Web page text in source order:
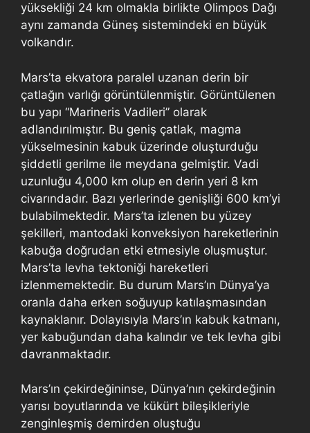
yüksekliği 24 km olmakla birlikte Olimpos Dağı
aynı zamanda Güneş sistemindeki en büyük
volkandır.
Mars’ta ekvatora paralel uzanan derin bir
çatlağın varlığı görüntülenmiştir. Görüntülenen
bu yapı “Marineris Vadileri” olarak
adlandırılmıştır. Bu geniş çatlak, magma
yükselmesinin kabuk üzerinde oluşturduğu
şiddetli gerilme ile meydana gelmiştir. Vadi
uzunluğu 4,000 km olup en derin yeri 8 km
civarındadır. Bazı yerlerinde genişliği 600 km’yi
bulabilmektedir. Mars’ta izlenen bu yüzey
şekilleri, mantodaki konveksiyon hareketlerinin
kabuğa doğrudan etki etmesiyle oluşmuştur.
Mars’ta levha tektoniği hareketleri
izlenmemektedir. Bu durum Mars’ın Dünya’ya
oranla daha erken soğuyup katılaşmasından
kaynaklanır. Dolayısıyla Mars’ın kabuk katmanı,
yer kabuğundan daha kalındır ve tek levha gibi
davranmaktadır.
Mars’ın çekirdeğininse, Dünya’nın çekirdeğinin
yarısı boyutlarında ve kükürt bileşikleriyle
zenginleşmiş demirden oluştuğu